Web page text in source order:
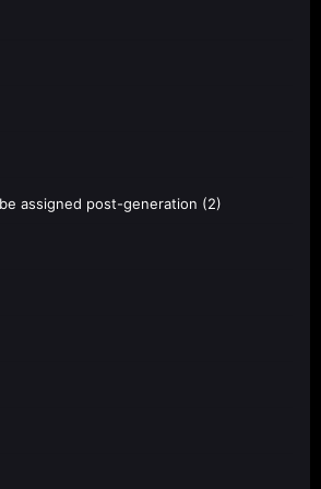
assigned post-generation (2)